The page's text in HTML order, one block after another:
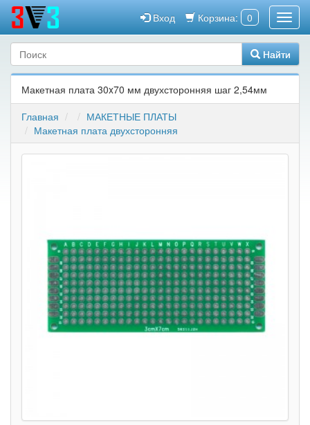
Корзина: 0
Вход
Найти
Макетная плата 30x70 мм двухсторонняя шаг 2,54мм
Главная
МАКЕТНЫЕ ПЛАТЫ
Макетная плата двухсторонняя